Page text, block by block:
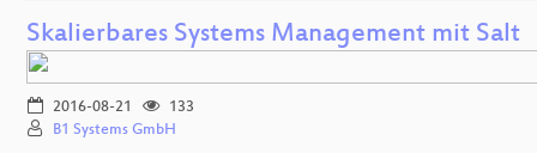
Skalierbares Systems Management mit Salt
2016-08-21
133
B1 Systems GmbH